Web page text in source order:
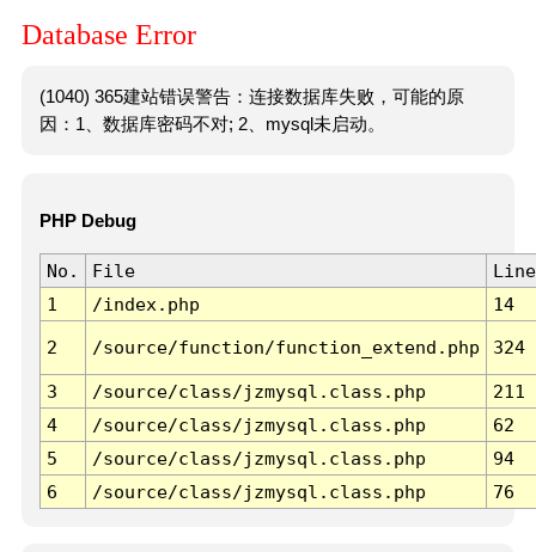
Database Error
(1040) 365建站错误警告：连接数据库失败，可能的原
因：1、数据库密码不对; 2、mysql未启动。
PHP Debug
No. File
Line
1
/index.php 14
2 /source/function/function_extend.php 324
3 /source/class/jzmysql.class.php
211
4
/source/class/jzmysql.class.php
62
5
/source/class/jzmysql.class.php
94
6
/source/class/jzmysql.class.php 76